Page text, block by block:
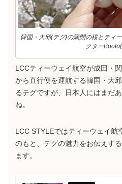
韓国・大邱(テグ)の満開の桜とティ
クター
LCCティーウェイ航空が成田・
から直行便を運航する韓国・大
るテグですが、日本人にはまだ
ね。
LCC STYLEではティーウェイ航
のもと、テグの魅力をお伝えす
ます。